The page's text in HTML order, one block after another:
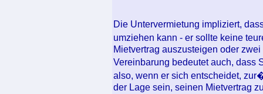
Die Untervermietung impliziert,
umziehen kann - er sollte keine
Mietvertrag auszusteigen oder
Vereinbarung bedeutet auch,
also, wenn er sich entscheidet,
der Lage sein, seinen Mietvertrag